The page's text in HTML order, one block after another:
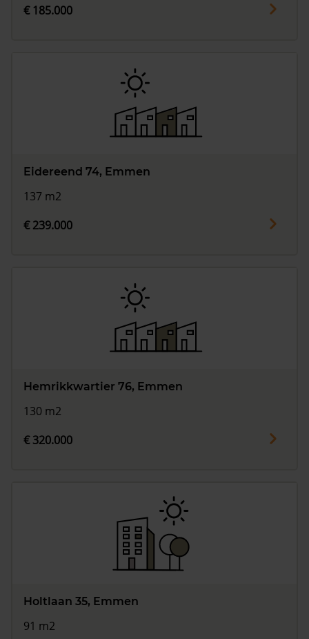
€ 185.000
Eidereend 74, Emmen
137 m2
€ 239.000
Hemrikkwartier 76, Emmen
130 m2
€ 320.000
Holtlaan 35, Emmen
91 m2